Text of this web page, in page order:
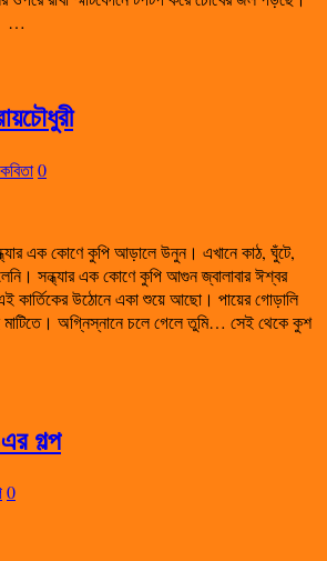
…
0
এক কোণে কুপি আড়ালে উনুন। এখানে কাঠ, ঘুঁটে,
সন্ধ্যার এক কোণে কুপি আগুন জ্বালাবার ঈশ্বর
কার্তিকের উঠোনে একা শুয়ে আছো। পায়ের গোড়ালি
অগ্নিস্নানে চলে গেলে তুমি… সেই থেকে কুশ
গল্প
0